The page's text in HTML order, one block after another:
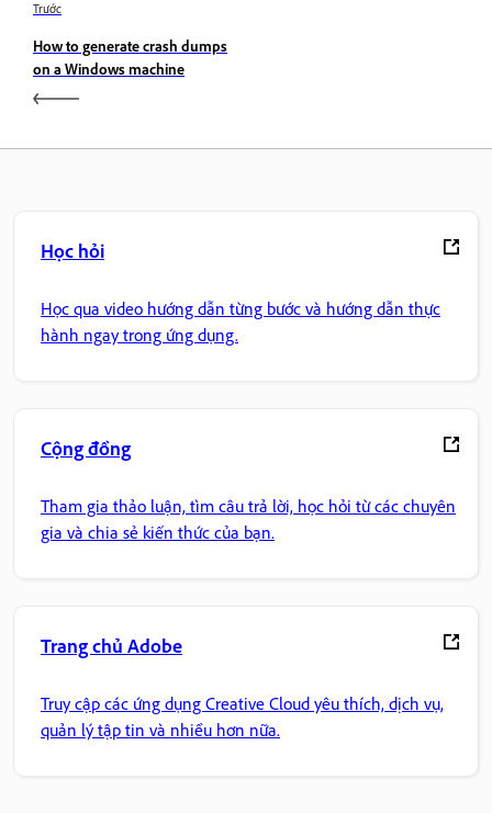
Trước
How to generate crash dumps
on a Windows machine
Học hỏi
Học qua video hướng dẫn từng bước và hướng dẫn thực
hành ngay trong ứng dụng.
Cộng đồng
Tham gia thảo luận, tìm câu trả lời, học hỏi từ các chuyên
gia và chia sẻ kiến thức của bạn.
Trang chủ Adobe
Truy cập các ứng dụng Creative Cloud yêu thích, dịch vụ,
quản lý tập tin và nhiều hơn nữa.